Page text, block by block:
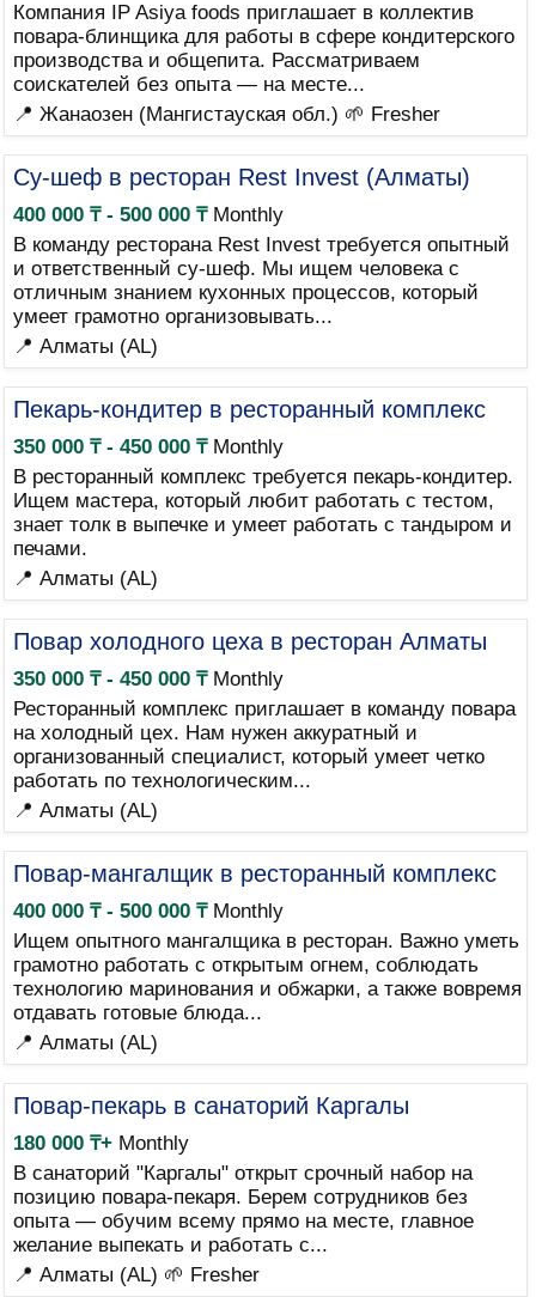
Компания IP Asiya foods приглашает в коллектив
повара-блинщика для работы в сфере кондитерского
производства и общепита. Рассматриваем
соискателей без опыта — на месте...
📍 Жанаозен (Мангистауская обл.) 🌱 Fresher
Су-шеф в ресторан Rest Invest (Алматы)
400 000 ₸ - 500 000 ₸Monthly
В команду ресторана Rest Invest требуется опытный
и ответственный су-шеф. Мы ищем человека с
отличным знанием кухонных процессов, который
умеет грамотно организовывать...
📍 Алматы (AL)
Пекарь-кондитер в ресторанный комплекс
350 000 ₸ - 450 000 ₸Monthly
В ресторанный комплекс требуется пекарь-кондитер.
Ищем мастера, который любит работать с тестом,
знает толк в выпечке и умеет работать с тандыром и
печами.
📍 Алматы (AL)
Повар холодного цеха в ресторан Алматы
350 000 ₸ - 450 000 ₸Monthly
Ресторанный комплекс приглашает в команду повара
на холодный цех. Нам нужен аккуратный и
организованный специалист, который умеет четко
работать по технологическим...
📍 Алматы (AL)
Повар-мангалщик в ресторанный комплекс
400 000 ₸ - 500 000 ₸Monthly
Ищем опытного мангалщика в ресторан. Важно уметь
грамотно работать с открытым огнем, соблюдать
технологию маринования и обжарки, а также вовремя
отдавать готовые блюда...
📍 Алматы (AL)
Повар-пекарь в санаторий Каргалы
180 000 ₸+Monthly
В санаторий "Каргалы" открыт срочный набор на
позицию повара-пекаря. Берем сотрудников без
опыта — обучим всему прямо на месте, главное
желание выпекать и работать с...
📍 Алматы (AL) 🌱 Fresher